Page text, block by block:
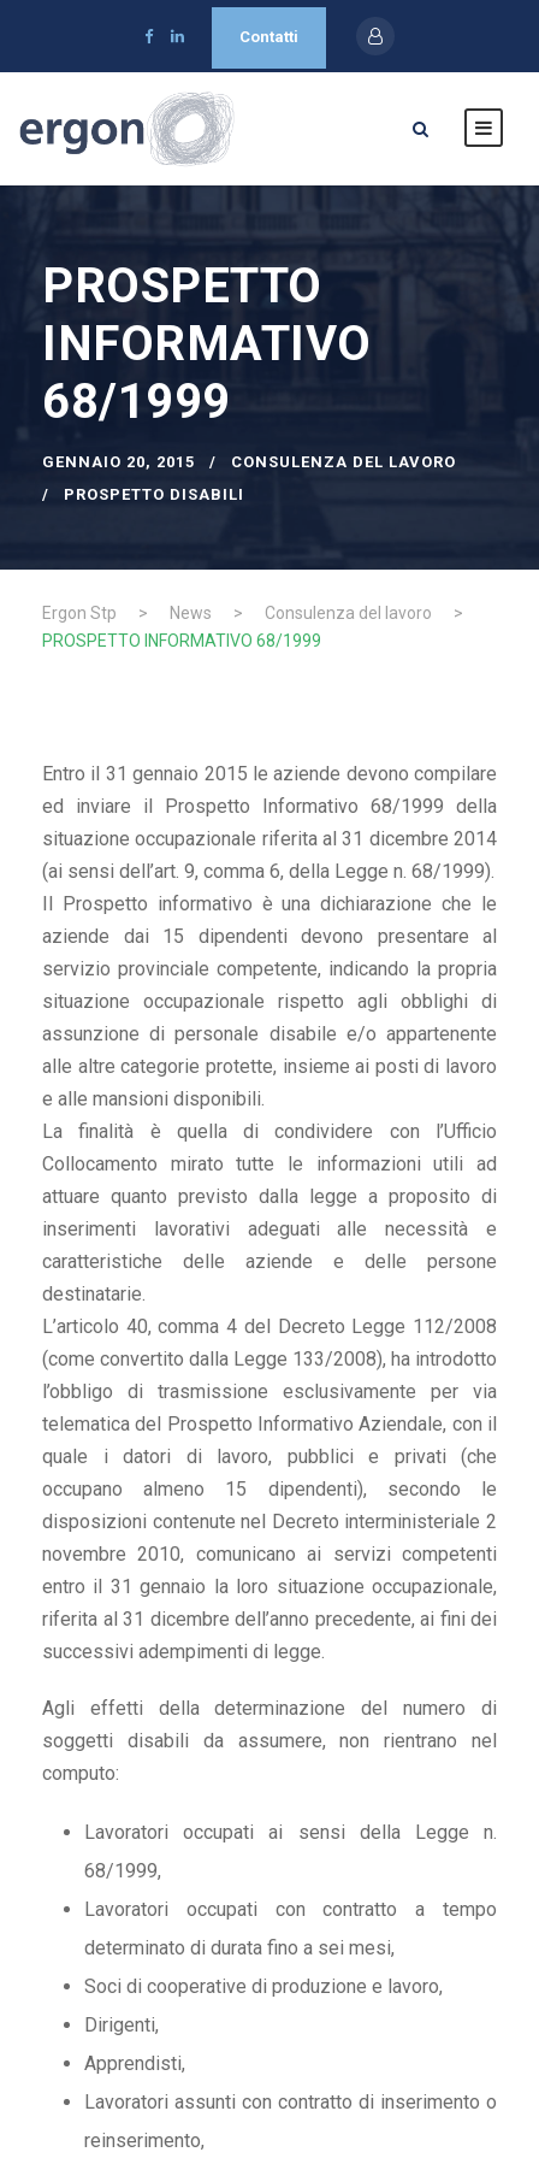
Contatti
PROSPETTO
INFORMATIVO
68/1999
GENNAIO 20, 2015
CONSULENZA DEL LAVORO
PROSPETTO DISABILI
Ergon Stp > News > Consulenza del lavoro
>
PROSPETTO INFORMATIVO 68/1999
Entro il 31 gennaio 2015 le aziende devono compilare
ed inviare il Prospetto Informativo 68/1999 della
situazione occupazionale riferita al 31 dicembre 2014
(ai sensi dell’art. 9, comma 6, della Legge n. 68/1999).
Il Prospetto informativo è una dichiarazione che le
aziende dai 15 dipendenti devono presentare al
servizio provinciale competente, indicando la propria
situazione occupazionale rispetto agli obblighi di
assunzione di personale disabile e/o appartenente
alle altre categorie protette, insieme ai posti di lavoro
e alle mansioni disponibili.
La finalità è quella di condividere con l’Ufficio
Collocamento mirato tutte le informazioni utili ad
attuare quanto previsto dalla legge a proposito di
inserimenti lavorativi adeguati alle necessità e
caratteristiche delle aziende e delle persone
destinatarie.
L’articolo 40, comma 4 del Decreto Legge 112/2008
(come convertito dalla Legge 133/2008), ha introdotto
l’obbligo di trasmissione esclusivamente per via
telematica del Prospetto Informativo Aziendale, con il
quale i datori di lavoro, pubblici e privati (che
occupano almeno 15 dipendenti), secondo le
disposizioni contenute nel Decreto interministeriale 2
novembre 2010, comunicano ai servizi competenti
entro il 31 gennaio la loro situazione occupazionale,
riferita al 31 dicembre dell’anno precedente, ai fini dei
successivi adempimenti di legge.
Agli effetti della determinazione del numero di
soggetti disabili da assumere, non rientrano nel
computo:
Lavoratori occupati ai sensi della Legge n.
68/1999,
Lavoratori occupati con contratto a tempo
determinato di durata fino a sei mesi,
Soci di cooperative di produzione e lavoro,
Dirigenti,
Apprendisti,
Lavoratori assunti con contratto di inserimento o
reinserimento,